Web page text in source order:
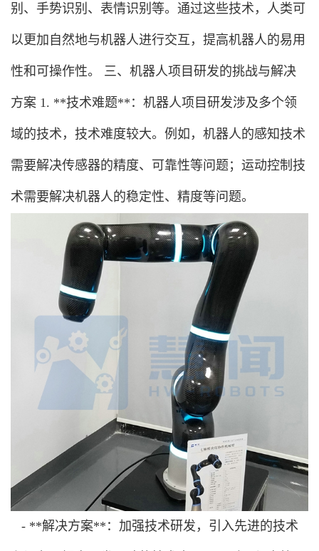
别、手势识别、表情识别等。通过这些技术，人类可
以更加自然地与机器人进行交互，提高机器人的易用
性和可操作性。 三、机器人项目研发的挑战与解决
方案 1. **技术难题**：机器人项目研发涉及多个领
域的技术，技术难度较大。例如，机器人的感知技术
需要解决传感器的精度、可靠性等问题；运动控制技
术需要解决机器人的稳定性、精度等问题。
- **解决方案**：加强技术研发，引入先进的技术